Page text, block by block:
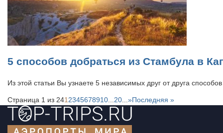
5 способов добраться из Стамбула в
Из этой статьи Вы узнаете 5 независимых друг от друга
Страница 1 из 241 2345678910 20 »Последняя »